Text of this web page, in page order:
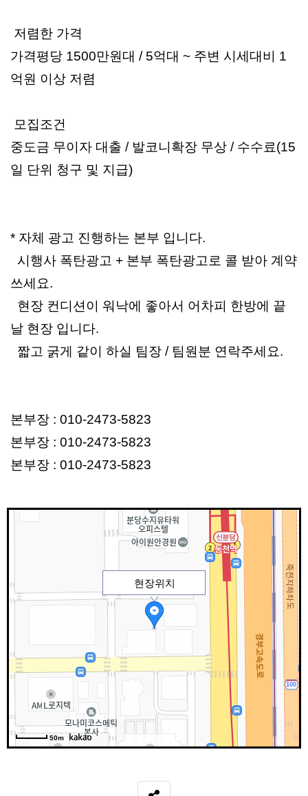
저렴한 가격
가격평당 1500만원대 / 5억대 ~ 주변 시세대비 1
억원 이상 저렴
모집조건
중도금 무이자 대출 / 발코니확장 무상 / 수수료(15
일 단위 청구 및 지급)
* 자체 광고 진행하는 본부 입니다.
시행사 폭탄광고 + 본부 폭탄광고로 콜 받아 계약
쓰세요.
현장 컨디션이 워낙에 좋아서 어차피 한방에 끝
날 현장 입니다.
짧고 굵게 같이 하실 팀장 / 팀원분 연락주세요.
본부장 : 010-2473-5823
본부장 : 010-2473-5823
본부장 : 010-2473-5823
현장위치
50m